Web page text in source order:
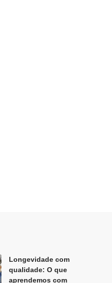
Longevidade com
qualidade: O que
aprendemos com